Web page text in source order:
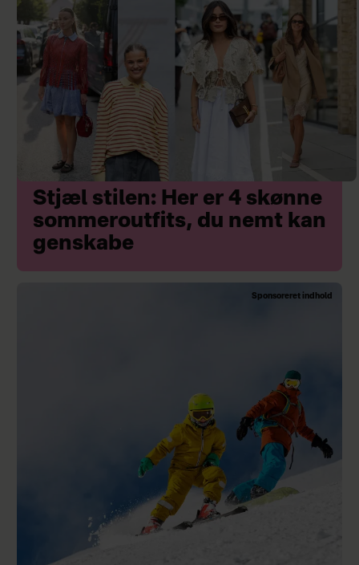
Stjæl stilen: Her er 4 skønne
sommeroutfits, du nemt kan
genskabe
Sponsoreret indhold